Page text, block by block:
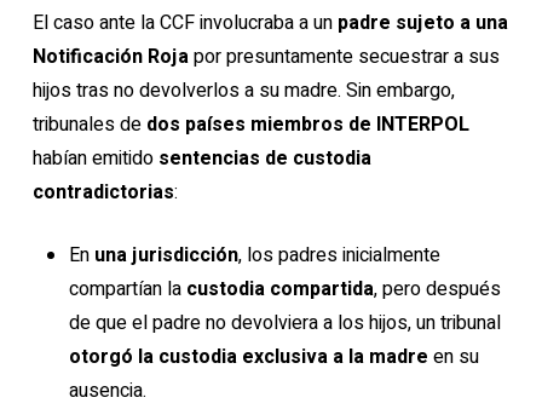
El caso ante la CCF involucraba a un padre sujeto a una
Notificación Rojapor presuntamente secuestrar a sus
hijos tras no devolverlos a su madre. Sin embargo,
tribunales de dos países miembros de INTERPOL
habían emitido sentencias de custodia
contradictorias:
En una jurisdicción, los padres inicialmente
compartían la custodia compartida, pero después
de que el padre no devolviera a los hijos, un tribunal
otorgó la custodia exclusiva a la madre en su
ausencia.